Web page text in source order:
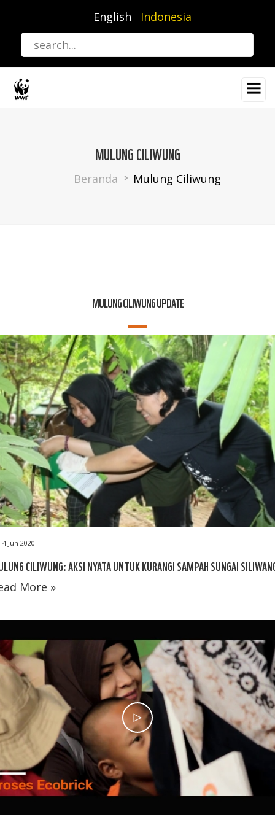
utama
English Indonesia
MULUNG CILIWUNG
Breadcrumb
Beranda Mulung Ciliwung
MULUNG CILIWUNG UPDATE
4 Jun 2020
CILIWUNG: AKSI NYATA UNTUK KURANGI SAMPAH SUNGAI
More »